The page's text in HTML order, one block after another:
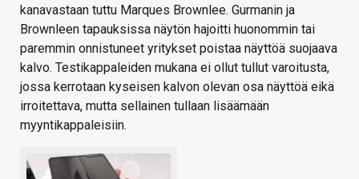
kanavastaan tuttu Marques Brownlee. Gurmanin ja
Brownleen tapauksissa näytön hajoitti huonommin tai
paremmin onnistuneet yritykset poistaa näyttöä suojaava
kalvo. Testikappaleiden mukana ei ollut tullut varoitusta,
jossa kerrotaan kyseisen kalvon olevan osa näyttöä eikä
irroitettava, mutta sellainen tullaan lisäämään
myyntikappaleisiin.